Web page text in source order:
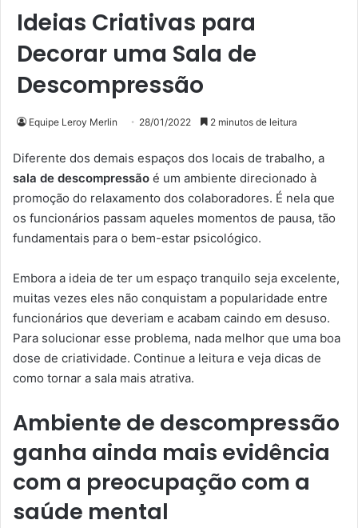
Ideias Criativas para
Decorar uma Sala de
Descompressão
Equipe Leroy Merlin 28/01/2022 2 minutos de leitura
Diferente dos demais espaços dos locais de trabalho, a
sala de descompressão é um ambiente direcionado à
promoção do relaxamento dos colaboradores. É nela que
os funcionários passam aqueles momentos de pausa, tão
fundamentais para o bem-estar psicológico.
Embora a ideia de ter um espaço tranquilo seja excelente,
muitas vezes eles não conquistam a popularidade entre
funcionários que deveriam e acabam caindo em desuso.
Para solucionar esse problema, nada melhor que uma boa
dose de criatividade. Continue a leitura e veja dicas de
como tornar a sala mais atrativa.
Ambiente de descompressão
ganha ainda mais evidência
com a preocupação com a
saúde mental